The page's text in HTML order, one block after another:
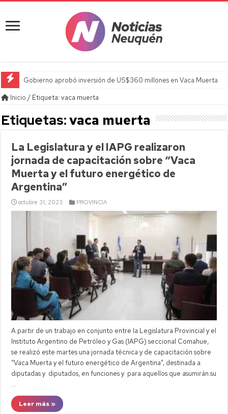
Gobierno aprobó inversión de US$360 millones en Vaca Muerta
Inicio / Etiqueta:vaca muerta
Etiquetas:vaca muerta
La Legislatura y el IAPG realizaron
jornada de capacitación sobre “Vaca
Muerta y el futuro energético de
Argentina”
octubre 31, 2023 PROVINCIA
A partir de un trabajo en conjunto entre la Legislatura Provincial y el
Instituto Argentino de Petróleo y Gas (IAPG) seccional Comahue,
se realizó este martes una jornada técnica y de capacitación sobre
“Vaca Muerta y el futuro energético de Argentina”, destinada a
diputadas y diputados, en funciones y para aquellos que asumirán su
…
Leer más »